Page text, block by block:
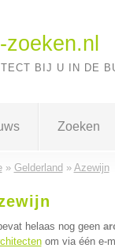
-zoeken.nl
BIJ U IN DE
Zoeken
» Gelderland » Azewijn
helaas nog geen
om via één e-